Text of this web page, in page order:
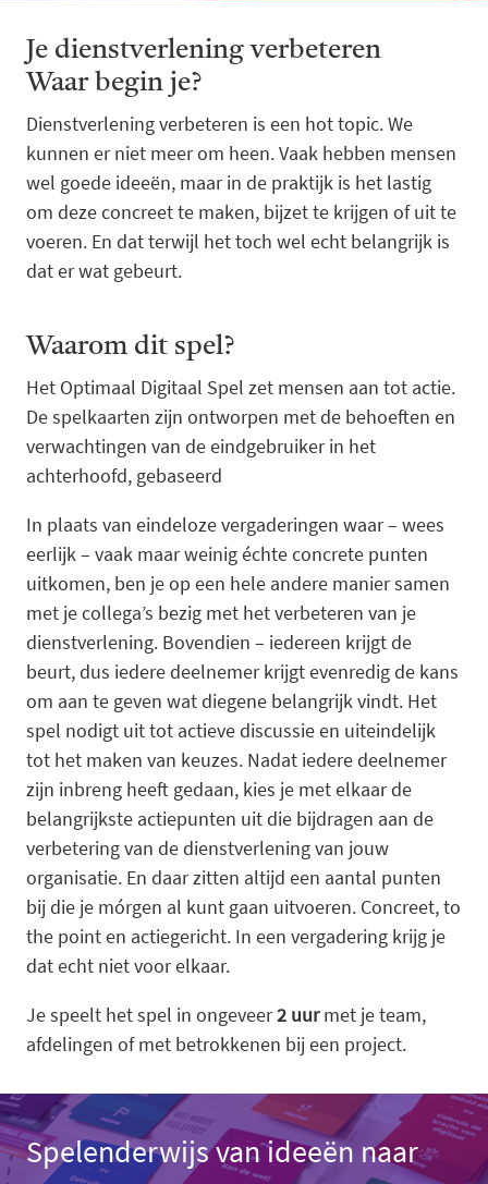
Je dienstverlening verbeteren
Waar begin je?
Dienstverlening verbeteren is een hot topic. We
kunnen er niet meer om heen. Vaak hebben mensen
wel goede ideeën, maar in de praktijk is het lastig
om deze concreet te maken, bijzet te krijgen of uit te
voeren. En dat terwijl het toch wel echt belangrijk is
dat er wat gebeurt.
Waarom dit spel?
Het Optimaal Digitaal Spel zet mensen aan tot actie.
De spelkaarten zijn ontworpen met de behoeften en
verwachtingen van de eindgebruiker in het
achterhoofd, gebaseerd
In plaats van eindeloze vergaderingen waar – wees
eerlijk – vaak maar weinig échte concrete punten
uitkomen, ben je op een hele andere manier samen
met je collega’s bezig met het verbeteren van je
dienstverlening. Bovendien – iedereen krijgt de
beurt, dus iedere deelnemer krijgt evenredig de kans
om aan te geven wat diegene belangrijk vindt. Het
spel nodigt uit tot actieve discussie en uiteindelijk
tot het maken van keuzes. Nadat iedere deelnemer
zijn inbreng heeft gedaan, kies je met elkaar de
belangrijkste actiepunten uit die bijdragen aan de
verbetering van de dienstverlening van jouw
organisatie. En daar zitten altijd een aantal punten
bij die je mórgen al kunt gaan uitvoeren. Concreet, to
the point en actiegericht. In een vergadering krijg je
dat echt niet voor elkaar.
Je speelt het spel in ongeveer2 uurmet je team,
afdelingen of met betrokkenen bij een project.
Spelenderwijs van ideeën naar